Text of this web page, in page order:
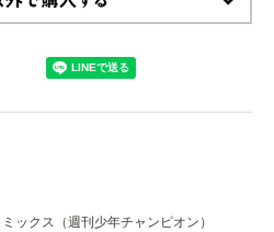
ックス（週刊少年チャンピオン）